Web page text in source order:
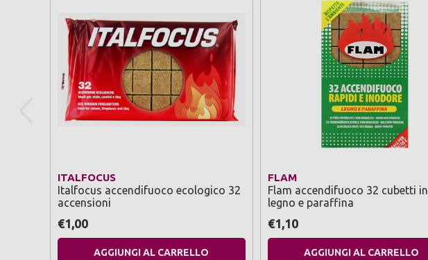
ITALFOCUS
Italfocus accendifuoco ecologico 32
accensioni
€1,00
AGGIUNGI AL CARRELLO
FLAM
Flam accendifuoco 32 cubetti in
legno e paraffina
€1,10
AGGIUNGI AL CARRELLO